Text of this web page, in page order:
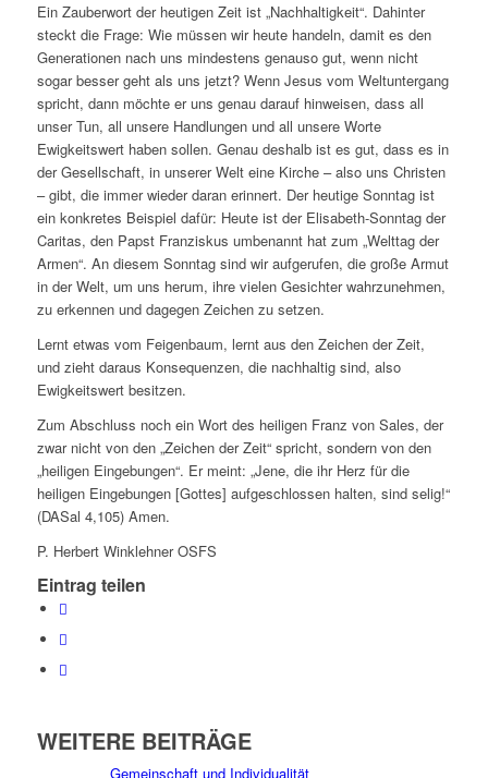
Ein Zauberwort der heutigen Zeit ist „Nachhaltigkeit“. Dahinter
steckt die Frage: Wie müssen wir heute handeln, damit es den
Generationen nach uns mindestens genauso gut, wenn nicht
sogar besser geht als uns jetzt? Wenn Jesus vom Weltuntergang
spricht, dann möchte er uns genau darauf hinweisen, dass all
unser Tun, all unsere Handlungen und all unsere Worte
Ewigkeitswert haben sollen. Genau deshalb ist es gut, dass es in
der Gesellschaft, in unserer Welt eine Kirche – also uns Christen
– gibt, die immer wieder daran erinnert. Der heutige Sonntag ist
ein konkretes Beispiel dafür: Heute ist der Elisabeth-Sonntag der
Caritas, den Papst Franziskus umbenannt hat zum „Welttag der
Armen“. An diesem Sonntag sind wir aufgerufen, die große Armut
in der Welt, um uns herum, ihre vielen Gesichter wahrzunehmen,
zu erkennen und dagegen Zeichen zu setzen.
Lernt etwas vom Feigenbaum, lernt aus den Zeichen der Zeit,
und zieht daraus Konsequenzen, die nachhaltig sind, also
Ewigkeitswert besitzen.
Zum Abschluss noch ein Wort des heiligen Franz von Sales, der
zwar nicht von den „Zeichen der Zeit“ spricht, sondern von den
„heiligen Eingebungen“. Er meint: „Jene, die ihr Herz für die
heiligen Eingebungen [Gottes] aufgeschlossen halten, sind selig!“
(DASal 4,105) Amen.
P. Herbert Winklehner OSFS
Eintrag teilen
WEITERE BEITRÄGE
Gemeinschaft und Individualität